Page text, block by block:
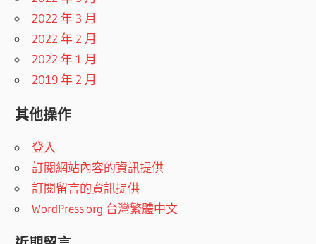
2022 年 3 月
2022 年 2 月
2022 年 1 月
2019 年 2 月
其他操作
登入
訂閱網站內容的資訊提供
訂閱留言的資訊提供
WordPress.org 台灣繁體中文